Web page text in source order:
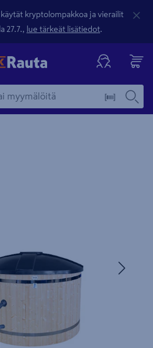
kryptolompakkoa ja vierailit
27.7., lue tärkeät lisätiedot.
löytyy Tuotteen kuvaus -